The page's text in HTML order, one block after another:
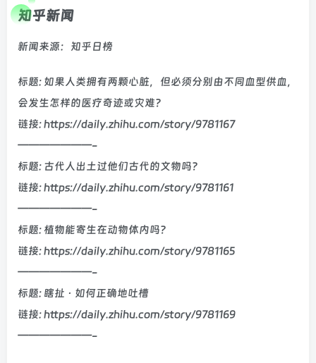
知乎新闻
新闻来源：知乎日榜
标题: 如果人类拥有两颗心脏，但必须分别由不同血型供血，
会发生怎样的医疗奇迹或灾难？
链接: https://daily.zhihu.com/story/9781167
———————-
标题: 古代人出土过他们古代的文物吗？
链接: https://daily.zhihu.com/story/9781161
———————-
标题: 植物能寄生在动物体内吗？
链接: https://daily.zhihu.com/story/9781165
———————-
标题: 瞎扯 · 如何正确地吐槽
链接: https://daily.zhihu.com/story/9781169
———————-